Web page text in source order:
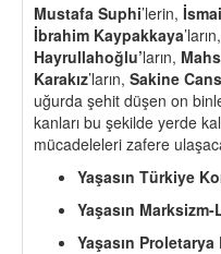
Mustafa Suphi’lerin,
İbrahim Kaypakkaya’ların,
Hayrullahoğlu’ların,
Karakız’ların, Sakine
uğurda şehit düşen on
kanları bu şekilde yerde
mücadeleleri zafere
Yaşasın Türkiye
Yaşasın
Yaşasın